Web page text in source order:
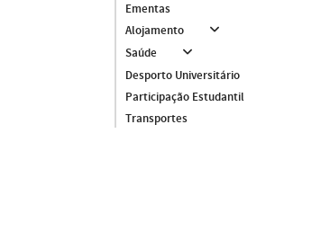
Ementas
Alojamento
Saúde
Desporto Universitário
Participação Estudantil
Transportes